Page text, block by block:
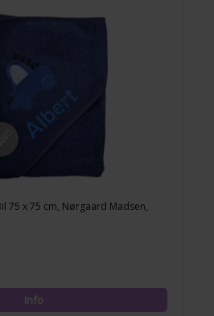
75 x 75 cm, Nørgaard Madsen,